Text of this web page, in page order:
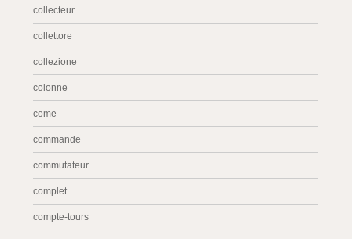
collecteur
collettore
collezione
colonne
come
commande
commutateur
complet
compte-tours